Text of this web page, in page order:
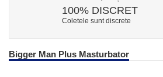
100% DISCRET
Coletele sunt discrete
Bigger Man Plus Masturbator